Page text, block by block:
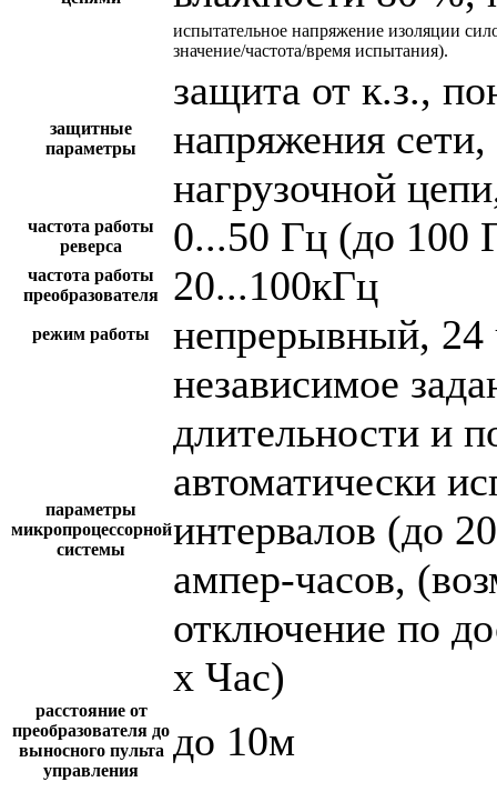
испытательное напряжение изоляции
значение/частота/время испытания).
защитные
параметры
защита от к.з.,
напряжения
нагрузочной
частота работы
реверса
0...50 Гц (до 100
частота работы
преобразователя
20...100кГц
режим работы непрерывный, 24
параметры
микропроцессорной
системы
независимое
длительности и
автоматически
интервалов (до
ампер-часов,
отключение по
х Час)
расстояние от
преобразователя до
выносного пульта
управления
до 10м